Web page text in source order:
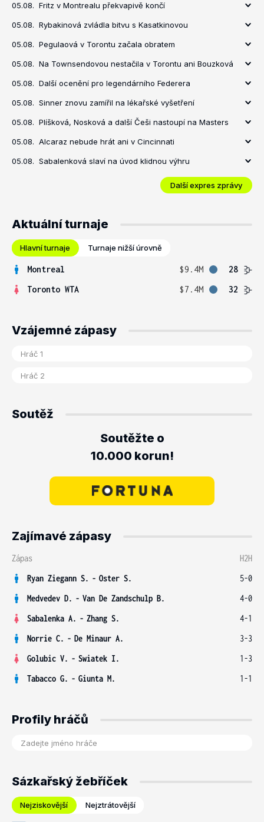
05.08. Fritz v Montrealu překvapivě končí
05.08. Rybakinová zvládla bitvu s Kasatkinovou
05.08. Pegulaová v Torontu začala obratem
05.08. Na Townsendovou nestačila v Torontu ani Bouzková
05.08. Další ocenění pro legendárního Federera
05.08. Sinner znovu zamířil na lékařské vyšetření
05.08. Plíšková, Nosková a další Češi nastoupí na Masters
05.08. Alcaraz nebude hrát ani v Cincinnati
05.08. Sabalenková slaví na úvod klidnou výhru
Další expres zprávy
Aktuální turnaje
Hlavní turnaje Turnaje nižší úrovně
Montreal $9.4M
28
Toronto WTA
$7.4M 32
Vzájemné zápasy
Soutěž
Soutěžte o
10.000 korun!
Zajímavé zápasy
Zápas
H2H
Ryan Ziegann S. - Oster S.
5-0
Medvedev D. - Van De Zandschulp B.
4-0
Sabalenka A. - Zhang S.
4-1
Norrie C. - De Minaur A.
3-3
Golubic V. - Swiatek I.
1-3
Tabacco G. - Giunta M. 1-1
Profily hráčů
Sázkařský žebříček
Nejziskovější Nejztrátovější